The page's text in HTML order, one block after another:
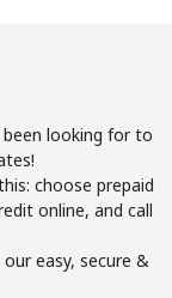
been looking for to
choose prepaid
online, and call
easy, secure &